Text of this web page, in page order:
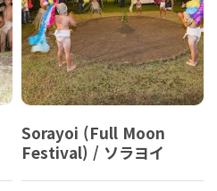
Sorayoi (Full Moon
Festival) / ソラヨイ